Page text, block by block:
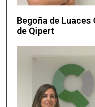
Begoña de Luaces
de Qipert